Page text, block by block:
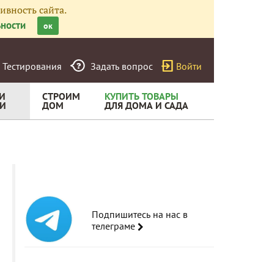
сайта.
ок
Тестирования Задать вопрос Войти
СТРОИМ
ДОМ
КУПИТЬ ТОВАРЫ
ДЛЯ ДОМА И САДА
Подпишитесь на нас в
телеграме